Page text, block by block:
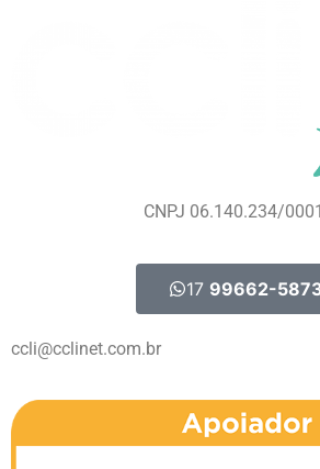
CNPJ 06.140.234/
17 99662-
ccli@cclinet.com.br